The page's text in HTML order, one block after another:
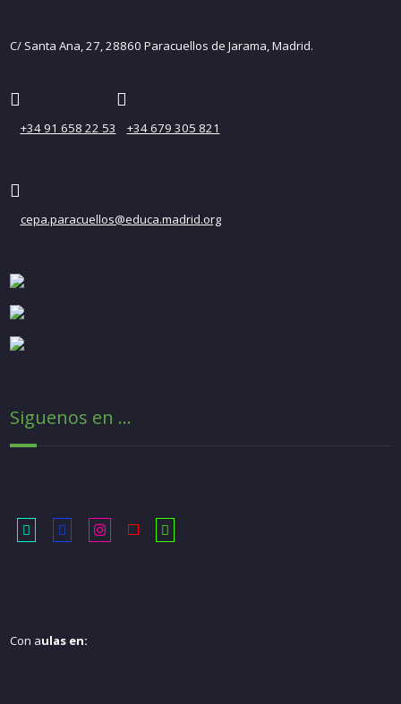
C/ Santa Ana, 27, 28860 Paracuellos de Jarama, Madrid.
+34 91 658 22 53 +34 679 305 821
cepa.paracuellos@educa.madrid.org
Siguenos en ...
Con aulas en: